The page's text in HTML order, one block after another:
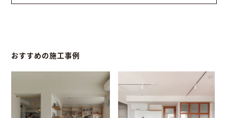
おすすめの施工事例